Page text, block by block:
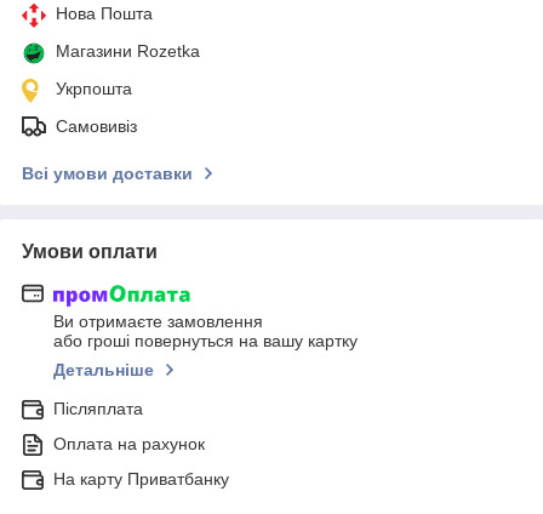
Нова Пошта
Магазини Rozetka
Укрпошта
Самовивіз
Всі умови доставки
Умови оплати
Ви отримаєте замовлення
або гроші повернуться на вашу картку
Детальніше
Післяплата
Оплата на рахунок
На карту Приватбанку